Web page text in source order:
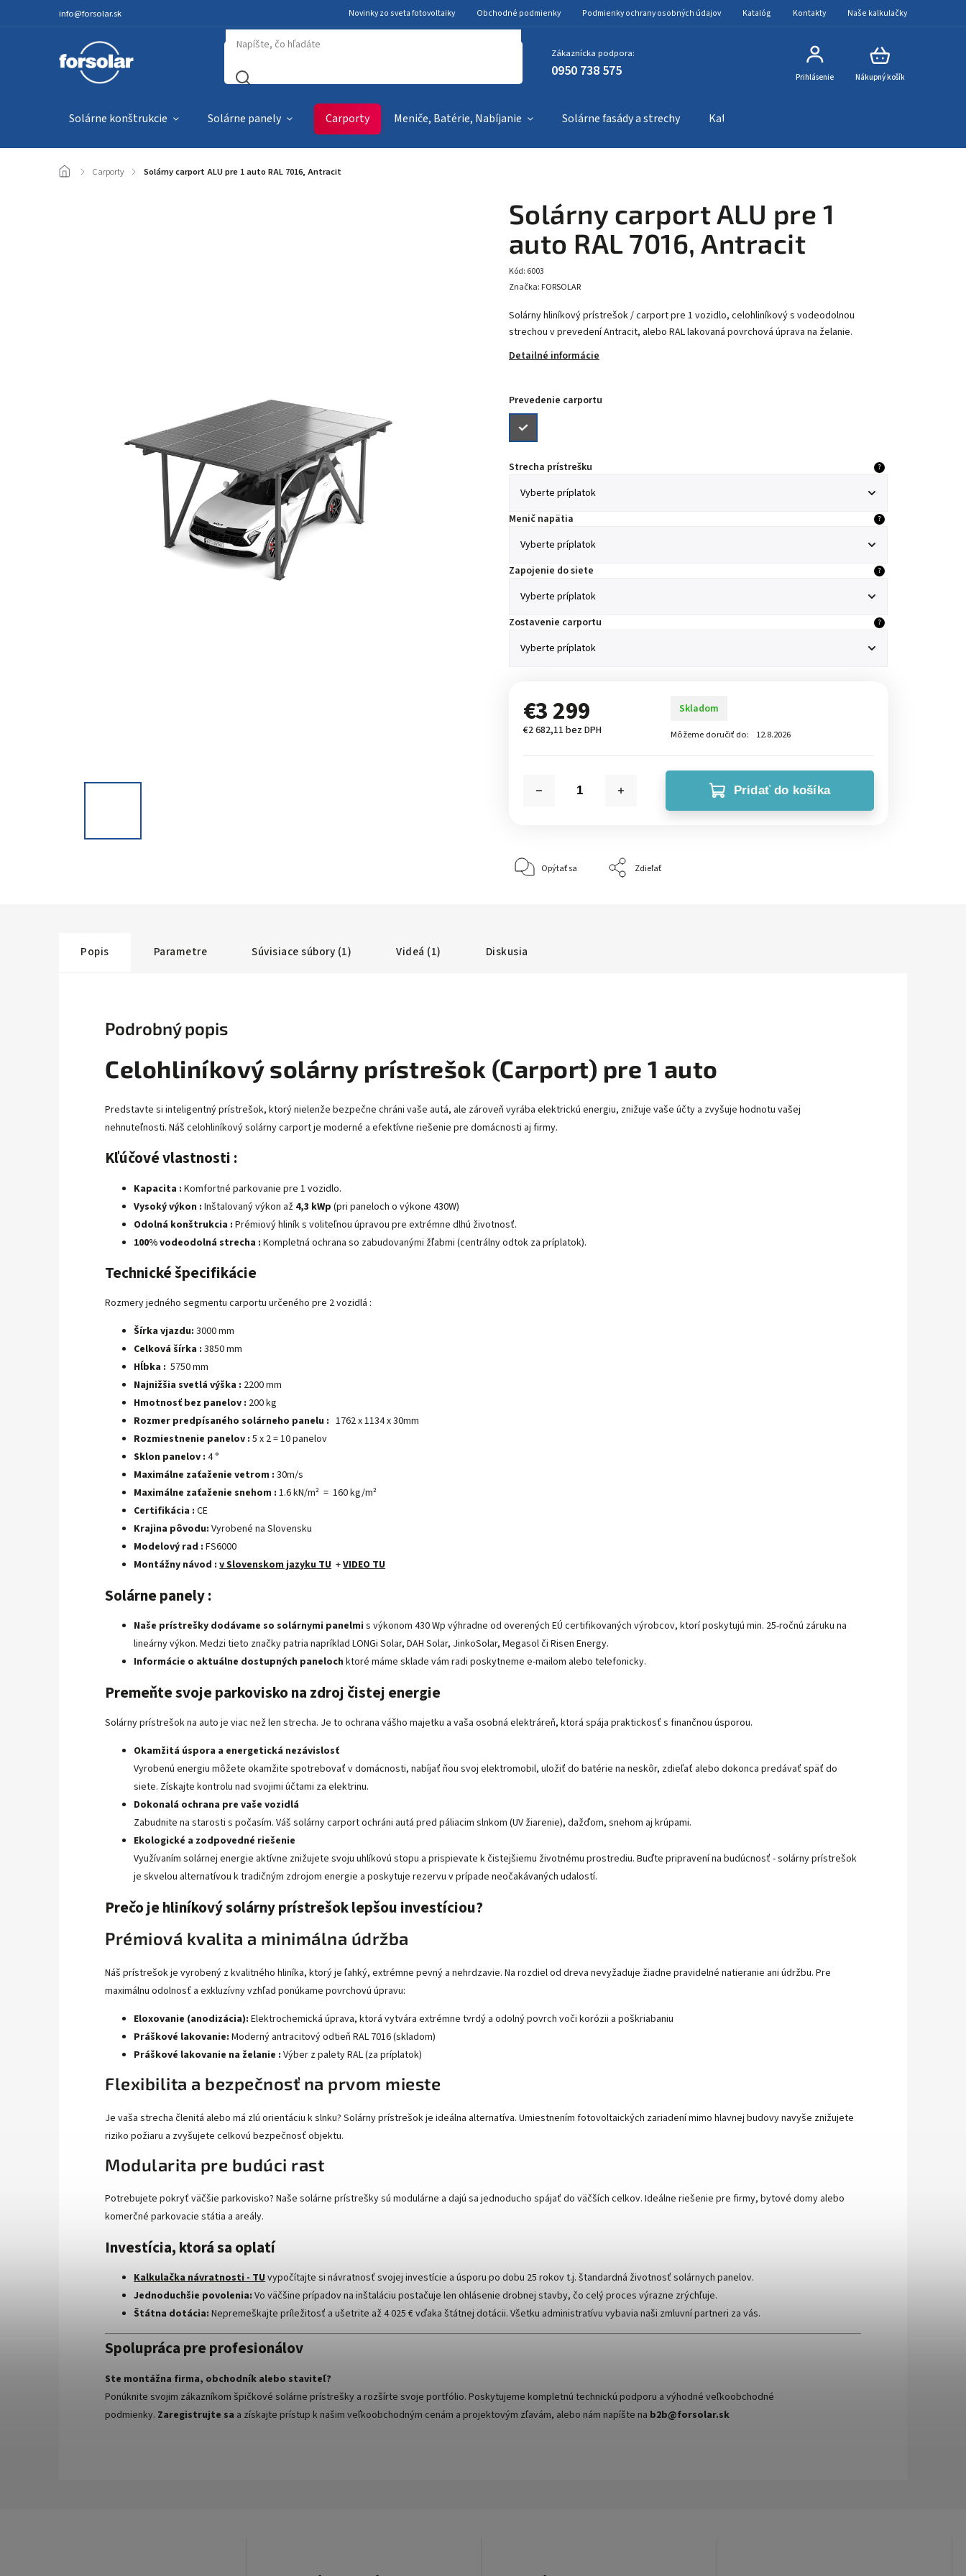
info@forsolar.sk Novinky zo sveta fotovoltaiky Obchodné podmienky Podmienky ochrany osobných údajov Katalóg Kontakty Naše kalkulačky
Zákaznícka podpora:
0950 738 575 Nákupný košík
Prihlásenie
Solárne konštrukcie Solárne panely Carporty Meniče, Batérie, Nabíjanie Solárne fasády a strechy Katalóg
/ Carporty / Solárny carport ALU pre 1 auto RAL 7016, Antracit
Solárny carport ALU pre 1
auto RAL 7016, Antracit
Kód: 6003
Solárny hliníkový prístrešok / carport pre 1 vozidlo, celohliníkový s vodeodolnou
strechou v prevedení Antracit, alebo RAL lakovaná povrchová úprava na želanie.
Detailné informácie
Značka: FORSOLAR
Prevedenie carportu
Strecha prístrešku ?
Menič napätia ?
Zapojenie do siete ?
Zostavenie carportu ?
€3 299
€2 682,11 bez DPH
Skladom
Môžeme doručiť do: 12.8.2026
Pridať do košíka
Opýtať sa Zdieľať
Popis Parametre Súvisiace súbory (1) Videá (1) Diskusia
Podrobný popis
Celohliníkový solárny prístrešok (Carport) pre 1 auto
Predstavte si inteligentný prístrešok, ktorý nielenže bezpečne chráni vaše autá, ale zároveň vyrába elektrickú energiu, znižuje vaše účty a zvyšuje hodnotu vašej
nehnuteľnosti. Náš celohliníkový solárny carport je moderné a efektívne riešenie pre domácnosti aj firmy.
Kľúčové vlastnosti :
Kapacita : Komfortné parkovanie pre 1 vozidlo.
Vysoký výkon : Inštalovaný výkon až 4,3 kWp (pri paneloch o výkone 430W)
Odolná konštrukcia : Prémiový hliník s voliteľnou úpravou pre extrémne dlhú životnosť.
100% vodeodolná strecha : Kompletná ochrana so zabudovanými žľabmi (centrálny odtok za príplatok).
Technické špecifikácie
Rozmery jedného segmentu carportu určeného pre 2 vozidlá :
Šírka vjazdu:3000 mm
Celková šírka : 3850 mm
Hĺbka :5750 mm
Najnižšia svetlá výška : 2200 mm
Hmotnosť bez panelov : 200 kg
Rozmer predpísaného solárneho panelu : 1762 x 1134 x 30mm
Rozmiestnenie panelov : 5 x 2 = 10 panelov
Sklon panelov : 4 °
Maximálne zaťaženie vetrom : 30m/s
Maximálne zaťaženie snehom : 1.6 kN/m² = 160 kg/m²
Certifikácia :CE
Krajina pôvodu: Vyrobené na Slovensku
Modelový rad : FS6000
Montážny návod : v Slovenskom jazyku TU +VIDEO TU
Solárne panely :
Naše prístrešky dodávame so solárnymi panelmi s výkonom 430 Wp výhradne od overených EÚ certifikovaných výrobcov, ktorí poskytujú min. 25-ročnú záruku na
lineárny výkon. Medzi tieto značky patria napríklad LONGi Solar, DAH Solar, JinkoSolar, Megasol či Risen Energy.
Informácie o aktuálne dostupných paneloch ktoré máme sklade vám radi poskytneme e-mailom alebo telefonicky.
Premeňte svoje parkovisko na zdroj čistej energie
Solárny prístrešok na auto je viac než len strecha. Je to ochrana vášho majetku a vaša osobná elektráreň, ktorá spája praktickosť s finančnou úsporou.
Okamžitá úspora a energetická nezávislosť
Vyrobenú energiu môžete okamžite spotrebovať v domácnosti, nabíjať ňou svoj elektromobil, uložiť do batérie na neskôr, zdieľať alebo dokonca predávať späť do
siete. Získajte kontrolu nad svojimi účtami za elektrinu.
Dokonalá ochrana pre vaše vozidlá
Zabudnite na starosti s počasím. Váš solárny carport ochráni autá pred páliacim slnkom (UV žiarenie), dažďom, snehom aj krúpami.
Ekologické a zodpovedné riešenie
Využívaním solárnej energie aktívne znižujete svoju uhlíkovú stopu a prispievate k čistejšiemu životnému prostrediu. Buďte pripravení na budúcnosť - solárny prístrešok
je skvelou alternatívou k tradičným zdrojom energie a poskytuje rezervu v prípade neočakávaných udalostí.
Prečo je hliníkový solárny prístrešok lepšou investíciou?
Prémiová kvalita a minimálna údržba
Náš prístrešok je vyrobený z kvalitného hliníka, ktorý je ľahký, extrémne pevný a nehrdzavie. Na rozdiel od dreva nevyžaduje žiadne pravidelné natieranie ani údržbu. Pre
maximálnu odolnosť a exkluzívny vzhľad ponúkame povrchovú úpravu:
Eloxovanie (anodizácia): Elektrochemická úprava, ktorá vytvára extrémne tvrdý a odolný povrch voči korózii a poškriabaniu
Práškové lakovanie: Moderný antracitový odtieň RAL 7016 (skladom)
Práškové lakovanie na želanie : Výber z palety RAL (za príplatok)
Flexibilita a bezpečnosť na prvom mieste
Je vaša strecha členitá alebo má zlú orientáciu k slnku? Solárny prístrešok je ideálna alternatíva. Umiestnením fotovoltaických zariadení mimo hlavnej budovy navyše znižujete
riziko požiaru a zvyšujete celkovú bezpečnosť objektu.
Modularita pre budúci rast
Potrebujete pokryť väčšie parkovisko? Naše solárne prístrešky sú modulárne a dajú sa jednoducho spájať do väčších celkov. Ideálne riešenie pre firmy, bytové domy alebo
komerčné parkovacie státia a areály.
Investícia, ktorá sa oplatí
Kalkulačka návratnosti - TUvypočítajte si návratnosť svojej investície a úsporu po dobu 25 rokov t.j. štandardná životnosť solárnych panelov.
Jednoduchšie povolenia: Vo väčšine prípadov na inštaláciu postačuje len ohlásenie drobnej stavby, čo celý proces výrazne zrýchľuje.
Štátna dotácia: Nepremeškajte príležitosť a ušetrite až 4 025 € vďaka štátnej dotácii. Všetku administratívu vybavia naši zmluvní partneri za vás.
Spolupráca pre profesionálov
Ste montážna firma, obchodník alebo staviteľ?
Ponúknite svojim zákazníkom špičkové solárne prístrešky a rozšírte svoje portfólio. Poskytujeme kompletnú technickú podporu a výhodné veľkoobchodné
podmienky. Zaregistrujte sa a získajte prístup k našim veľkoobchodným cenám a projektovým zľavám, alebo nám napíštena b2b@forsolar.sk